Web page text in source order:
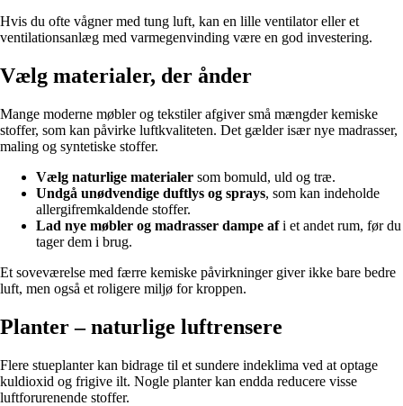
Hvis du ofte vågner med tung luft, kan en lille ventilator eller et
ventilationsanlæg med varmegenvinding være en god investering.
Vælg materialer, der ånder
Mange moderne møbler og tekstiler afgiver små mængder kemiske
stoffer, som kan påvirke luftkvaliteten. Det gælder især nye madrasser,
maling og syntetiske stoffer.
Vælg naturlige materialer som bomuld, uld og træ.
Undgå unødvendige duftlys og sprays, som kan indeholde
allergifremkaldende stoffer.
Lad nye møbler og madrasser dampe afi et andet rum, før du
tager dem i brug.
Et soveværelse med færre kemiske påvirkninger giver ikke bare bedre
luft, men også et roligere miljø for kroppen.
Planter – naturlige luftrensere
Flere stueplanter kan bidrage til et sundere indeklima ved at optage
kuldioxid og frigive ilt. Nogle planter kan endda reducere visse
luftforurenende stoffer.